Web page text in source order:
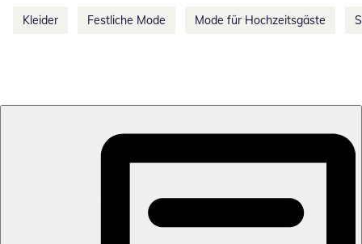
Kleider Festliche Mode Mode für Hochzeitsgäste